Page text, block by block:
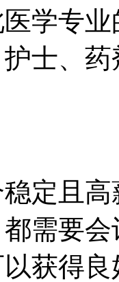
学专
士、
定且
需要
获得